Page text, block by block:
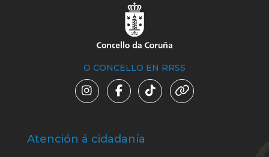
O CONCELLO EN RRSS
Atención á cidadanía